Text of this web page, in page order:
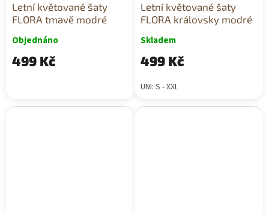
Letní květované šaty
FLORA tmavě modré
Objednáno
499 Kč
Letní květované šaty
FLORA královsky modré
Skladem
499 Kč
UNI: S - XXL